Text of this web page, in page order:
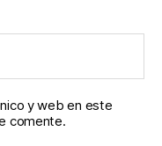
y web en este
comente.